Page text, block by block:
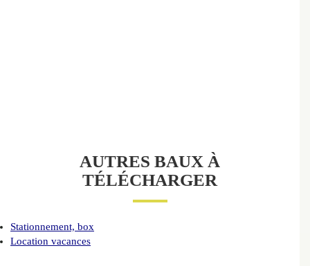
AUTRES BAUX À
TÉLÉCHARGER
Stationnement, box
Location vacances